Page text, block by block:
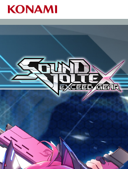
プレーの基本
マッチング
好敵手
プロフィール
スキルアナライザ
アチーブメント